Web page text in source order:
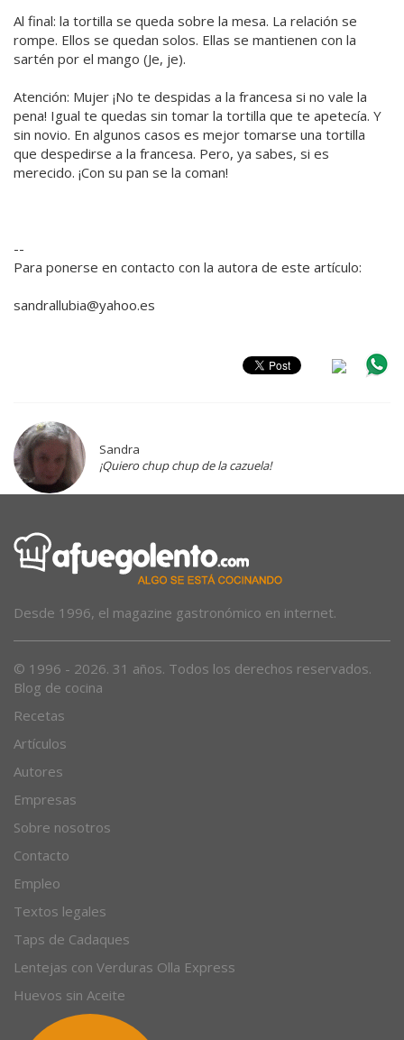
Al final: la tortilla se queda sobre la mesa. La relación se
rompe. Ellos se quedan solos. Ellas se mantienen con la
sartén por el mango (Je, je).
Atención: Mujer ¡No te despidas a la francesa si no vale la
pena! Igual te quedas sin tomar la tortilla que te apetecía. Y
sin novio. En algunos casos es mejor tomarse una tortilla
que despedirse a la francesa. Pero, ya sabes, si es
merecido. ¡Con su pan se la coman!
--
Para ponerse en contacto con la autora de este artículo:
sandrallubia@yahoo.es
Sandra
¡Quiero chup chup de la cazuela!
Desde 1996, el magazine gastronómico en internet.
© 1996 - 2026. 31 años. Todos los derechos reservados.
Blog de cocina
Recetas
Artículos
Autores
Empresas
Sobre nosotros
Contacto
Empleo
Textos legales
Taps de Cadaques
Lentejas con Verduras Olla Express
Huevos sin Aceite